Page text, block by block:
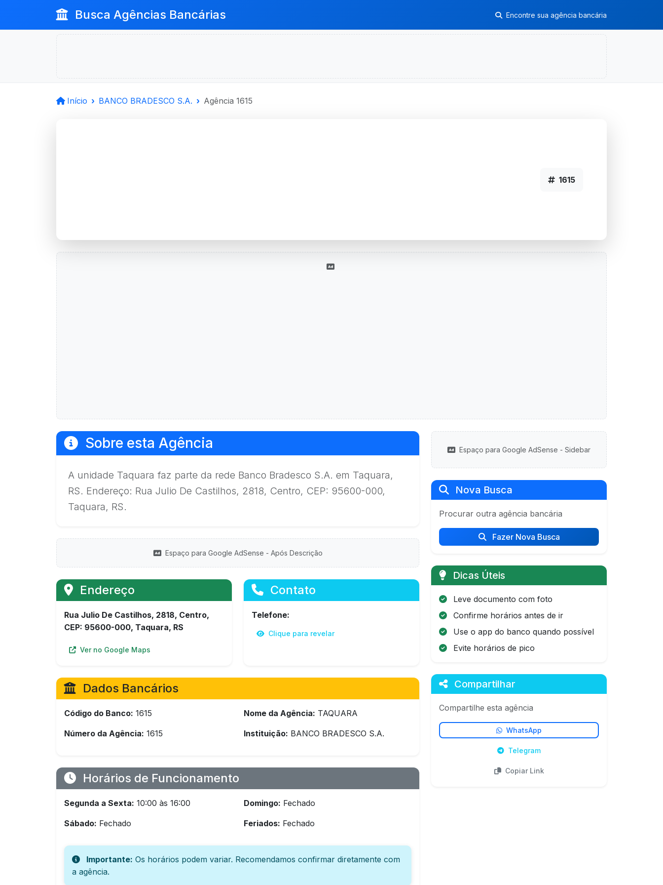
Busca Agências Bancárias Encontre sua agência bancária
Início BANCO BRADESCO S.A. Agência 1615
1615
Sobre esta Agência
A unidade Taquara faz parte da rede Banco Bradesco S.A. em Taquara,
RS. Endereço: Rua Julio De Castilhos, 2818, Centro, CEP: 95600-000,
Taquara, RS.
Espaço para Google AdSense - Após Descrição
Endereço
Rua Julio De Castilhos, 2818, Centro,
CEP: 95600-000, Taquara, RS
Ver no Google Maps
Contato
Telefone:
Clique para revelar
Dados Bancários
Código do Banco: 1615
Número da Agência: 1615
Nome da Agência: TAQUARA
Instituição: BANCO BRADESCO S.A.
Horários de Funcionamento
Segunda a Sexta: 10:00 às 16:00
Sábado: Fechado
Domingo: Fechado
Feriados: Fechado
Importante: Os horários podem variar. Recomendamos confirmar diretamente com
a agência.
Espaço para Google AdSense - Sidebar
Nova Busca
Procurar outra agência bancária
Fazer Nova Busca
Dicas Úteis
Leve documento com foto
Confirme horários antes de ir
Use o app do banco quando possível
Evite horários de pico
Compartilhar
Compartilhe esta agência
WhatsApp
Telegram
Copiar Link